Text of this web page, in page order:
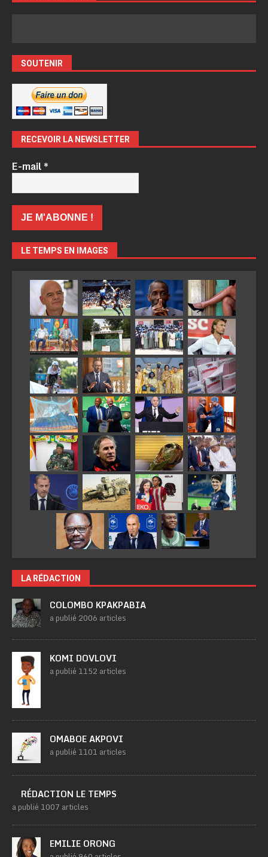
SOUTENIR
RECEVOIR LA NEWSLETTER
E-mail*
LE TEMPS EN IMAGES
LA RÉDACTION
COLOMBO KPAKPABIA
a publié 2006 articles
KOMI DOVLOVI
a publié 1152 articles
OMABOE AKPOVI
a publié 1101 articles
RÉDACTION LE TEMPS
a publié 1007 articles
EMILIE ORONG